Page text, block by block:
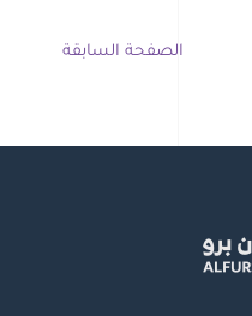
الصفحة السابقة